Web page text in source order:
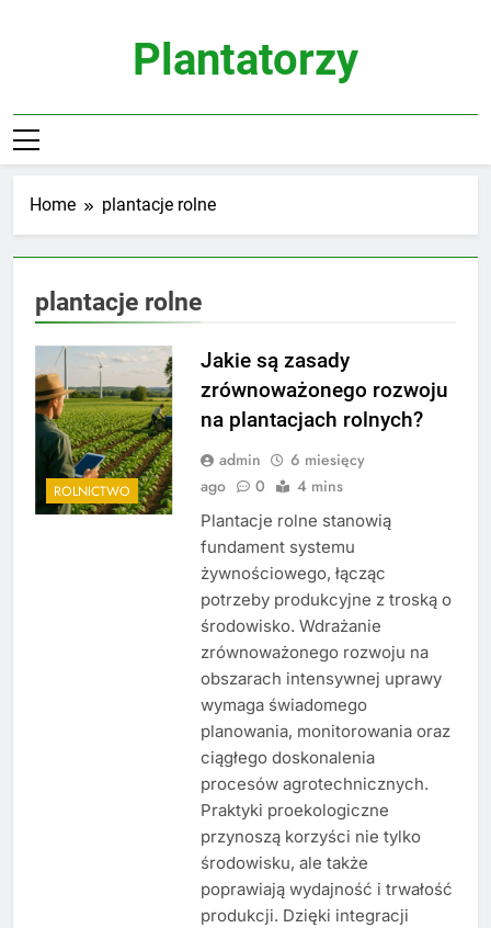
Plantatorzy
Home plantacje rolne
plantacje rolne
ROLNICTWO
Jakie są zasady
zrównoważonego rozwoju
na plantacjach rolnych?
admin
6 miesięcy
ago
0 4 mins
Plantacje rolne stanowią
fundament systemu
żywnościowego, łącząc
potrzeby produkcyjne z troską o
środowisko. Wdrażanie
zrównoważonego rozwoju na
obszarach intensywnej uprawy
wymaga świadomego
planowania, monitorowania oraz
ciągłego doskonalenia
procesów agrotechnicznych.
Praktyki proekologiczne
przynoszą korzyści nie tylko
środowisku, ale także
poprawiają wydajność i trwałość
produkcji. Dzięki integracji